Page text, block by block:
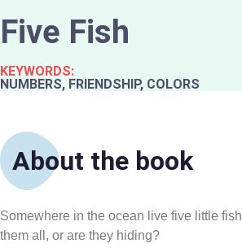
Five Fish
KEYWORDS:
NUMBERS, FRIENDSHIP, COLORS
About the book
Somewhere in the ocean live five little fish
them all, or are they hiding?